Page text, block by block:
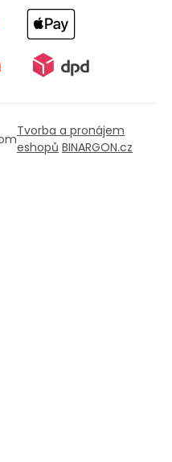
Tvorba a pronájem
eshopů BINARGON.cz